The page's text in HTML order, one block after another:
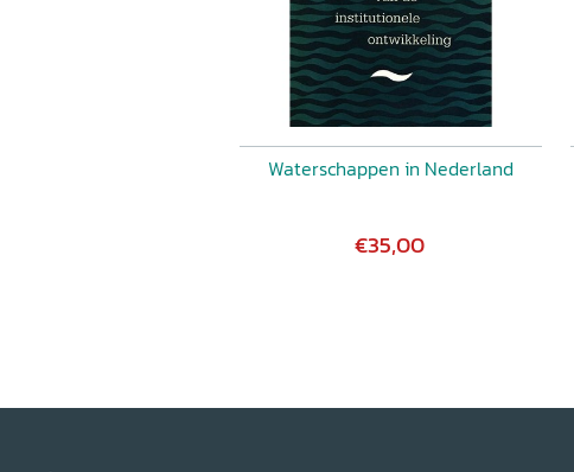
Waterschappen in Nederland
€35,00